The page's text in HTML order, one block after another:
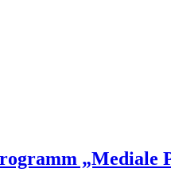
„Mediale